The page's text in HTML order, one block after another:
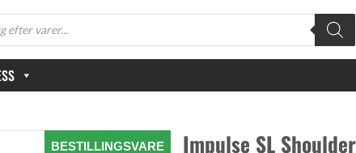
BESTILLINGSVARE Impulse SL